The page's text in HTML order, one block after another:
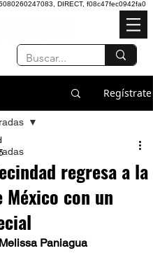
DIRECT, f08c47fec0942fa0
Regístrate
regresa a la
México con un
Paniagua